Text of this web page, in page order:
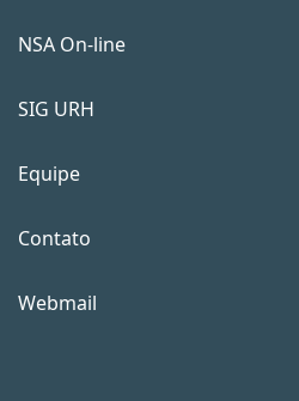
NSA On-line
SIG URH
Equipe
Contato
Webmail